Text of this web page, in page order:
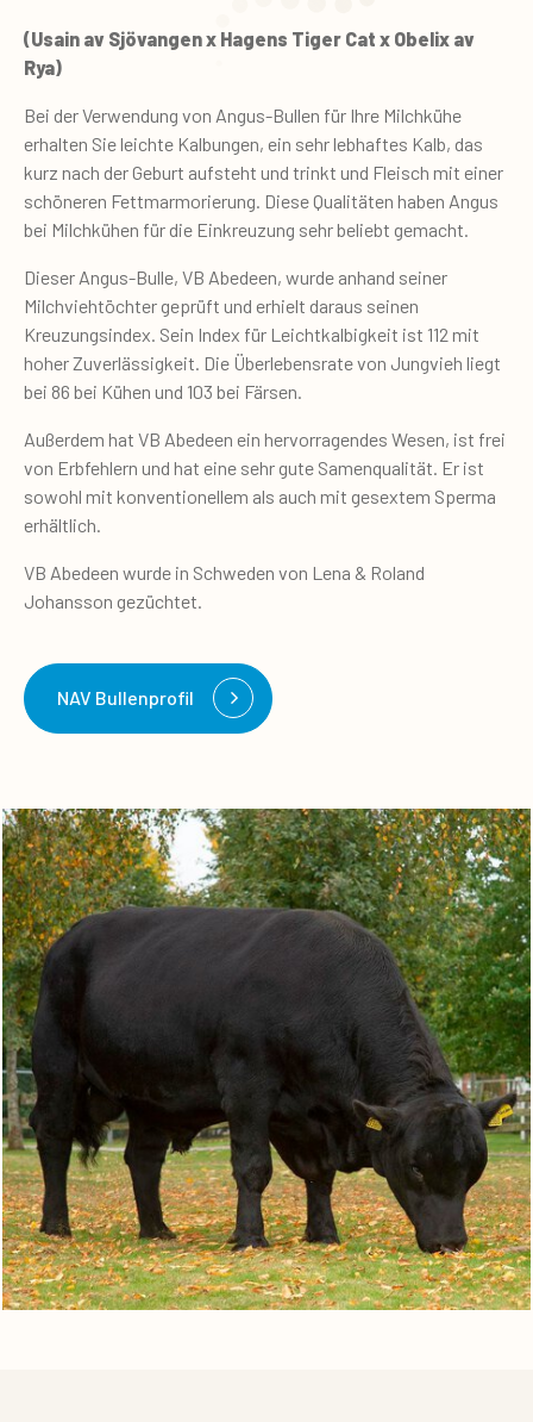
(Usain av Sjövangen x Hagens Tiger Cat x Obelix av
Rya)
Bei der Verwendung von Angus-Bullen für Ihre Milchkühe
erhalten Sie leichte Kalbungen, ein sehr lebhaftes Kalb, das
kurz nach der Geburt aufsteht und trinkt und Fleisch mit einer
schöneren Fettmarmorierung. Diese Qualitäten haben Angus
bei Milchkühen für die Einkreuzung sehr beliebt gemacht.
Dieser Angus-Bulle, VB Abedeen, wurde anhand seiner
Milchviehtöchter geprüft und erhielt daraus seinen
Kreuzungsindex. Sein Index für Leichtkalbigkeit ist 112 mit
hoher Zuverlässigkeit. Die Überlebensrate von Jungvieh liegt
bei 86 bei Kühen und 103 bei Färsen.
Außerdem hat VB Abedeen ein hervorragendes Wesen, ist frei
von Erbfehlern und hat eine sehr gute Samenqualität. Er ist
sowohl mit konventionellem als auch mit gesextem Sperma
erhältlich.
VB Abedeen wurde in Schweden von Lena & Roland
Johansson gezüchtet.
NAV Bullenprofil